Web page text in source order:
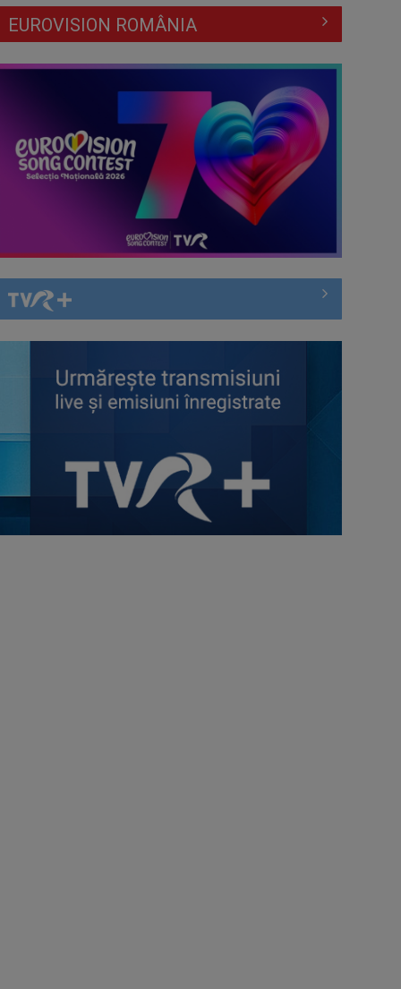
Noua mare bătălie pentru
intimitate: UE are în vedere măsuri
stricte ...
Efectul Fjord. Cristian Mungiu ne
învață matematic să îndrăznim:
„4,3,2,1… ...
Georgiana Bădescu, activistă în
domeniul migrației (CRJ): Mulți
migranți ...
Ilegal în România de trei ani. Tânăr
migrant din Bangladesh: Este
„Jucăriile” pentru copii care promit
să combată sentimentul de
vinovăție al ...
EUROVISION ROMÂNIA